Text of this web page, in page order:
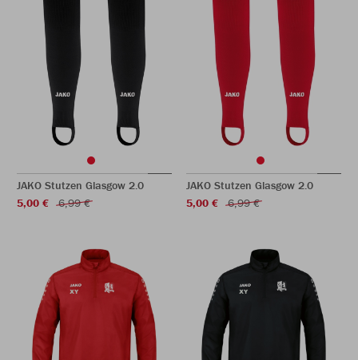
JAKO Stutzen Glasgow 2.0
5,00 €
6,99 €
JAKO Stutzen Glasgow 2.0
5,00 €
6,99 €